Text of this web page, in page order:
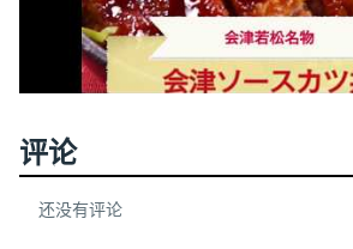
评论
还没有评论